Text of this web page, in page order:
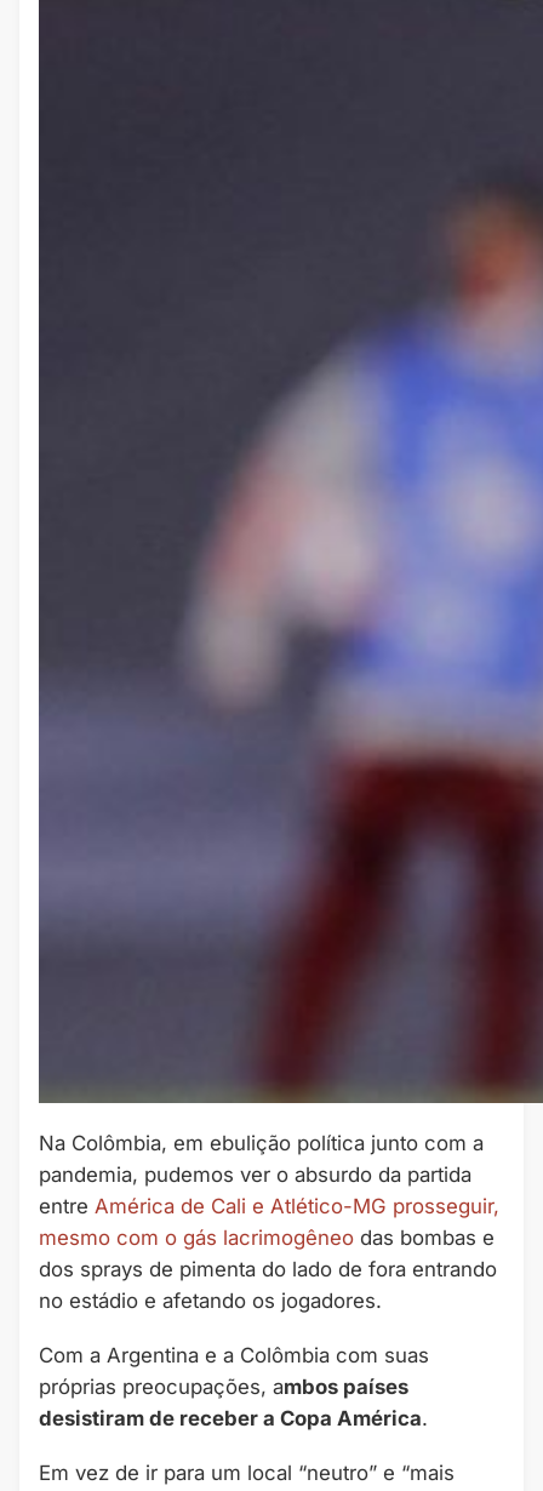
Na Colômbia, em ebulição política junto com a
pandemia, pudemos ver o absurdo da partida
entre América de Cali e Atlético-MG prosseguir,
mesmo com o gás lacrimogêneo das bombas e
dos sprays de pimenta do lado de fora entrando
no estádio e afetando os jogadores.
Com a Argentina e a Colômbia com suas
próprias preocupações, ambos países
desistiram de receber a Copa América.
Em vez de ir para um local “neutro” e “mais